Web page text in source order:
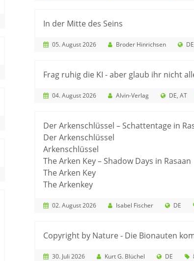
In der Mitte des Seins
05. August 2026 Broder Hinrichsen DE
Frag ruhig die KI - aber glaub ihr nicht
04. August 2026 Alvin-Verlag DE AT
Der Arkenschlüssel – Schattentage in
Der Arkenschlüssel
Arkenschlüssel
The Arken Key – Shadow Days in Rasaan
The Arken Key
The Arkenkey
02. August 2026 Isabel Fischer DE
Copyright by Nature - Die Bionauten
30. Juli 2026 Kurt G. Blüchel DE